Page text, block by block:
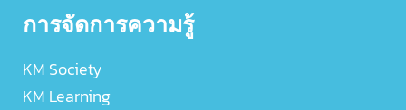
การจัดการความรู้
KM Society
KM Learning